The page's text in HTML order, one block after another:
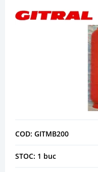
COD: GITMB200
STOC: 1 buc